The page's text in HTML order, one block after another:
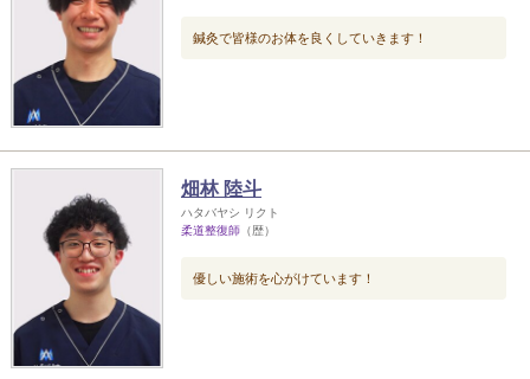
鍼灸で皆様のお体を良くしていきます！
畑林 陸斗
ハタバヤシ リクト
柔道整復師 （歴）
優しい施術を心がけています！